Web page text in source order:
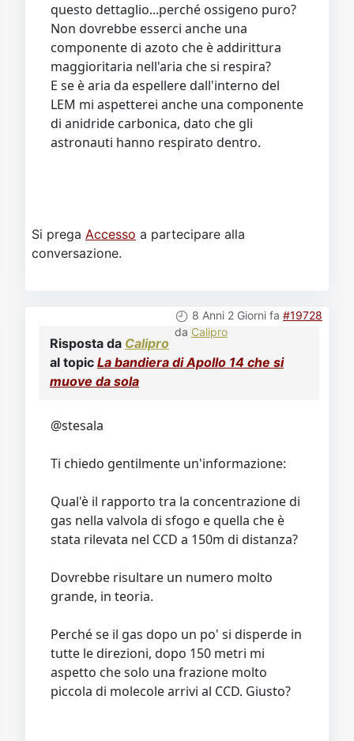
questo dettaglio...perché ossigeno puro?
Non dovrebbe esserci anche una
componente di azoto che è addirittura
maggioritaria nell'aria che si respira?
E se è aria da espellere dall'interno del
LEM mi aspetterei anche una componente
di anidride carbonica, dato che gli
astronauti hanno respirato dentro.
Si prega Accesso a partecipare alla
conversazione.
8 Anni 2 Giorni fa #19728
da Calipro
Risposta da Calipro
al topic La bandiera di Apollo 14 che si
muove da sola
@stesala
Ti chiedo gentilmente un'informazione:
Qual'è il rapporto tra la concentrazione di
gas nella valvola di sfogo e quella che è
stata rilevata nel CCD a 150m di distanza?
Dovrebbe risultare un numero molto
grande, in teoria.
Perché se il gas dopo un po' si disperde in
tutte le direzioni, dopo 150 metri mi
aspetto che solo una frazione molto
piccola di molecole arrivi al CCD. Giusto?